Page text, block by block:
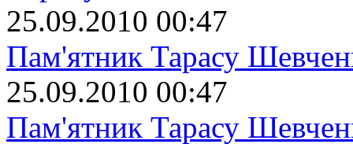
25.09.2010 00:47
Пам'ятник Тарасу
25.09.2010 00:47
Пам'ятник Тарасу